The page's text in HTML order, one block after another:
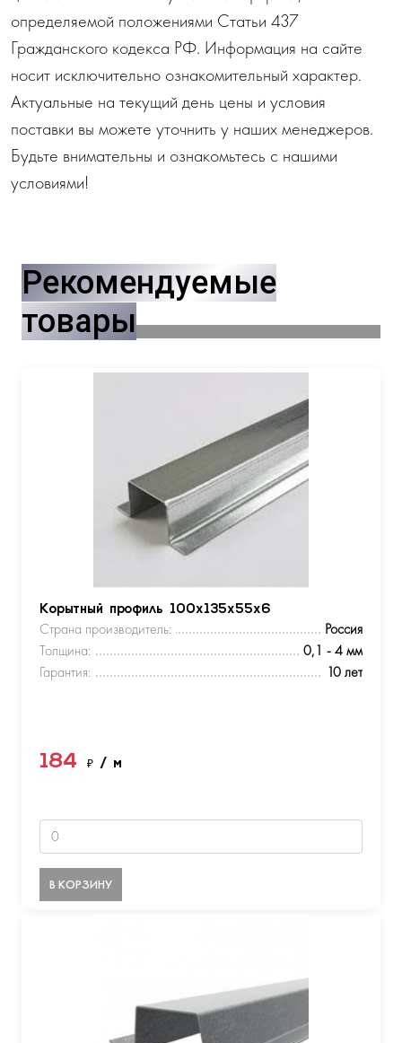
определяемой положениями Статьи 437
Гражданского кодекса РФ. Информация на сайте
носит исключительно ознакомительный характер.
Актуальные на текущий день цены и условия
поставки вы можете уточнить у наших менеджеров.
Будьте внимательны и ознакомьтесь с нашими
условиями!
Рекомендуемые
товары
Корытный профиль 100х135х55х6
Страна производитель:
Россия
Толщина:
0,1 - 4 мм
Гарантия:
10 лет
184 ₽ / м
В КОРЗИНУ